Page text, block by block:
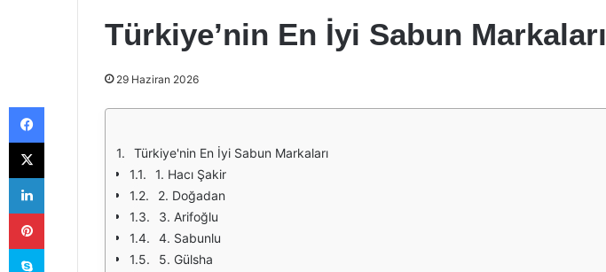
Türkiye’nin En İyi Sabun Markaları
29 Haziran 2026
Türkiye'nin En İyi Sabun Markaları
1. Hacı Şakir
2. Doğadan
3. Arifoğlu
4. Sabunlu
5. Gülsha
Facebook
X
LinkedIn
Pinterest
Skype